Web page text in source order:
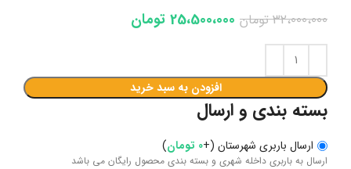
32،000،000تومان 25،500،000 تومان
افزودن به سبد خرید
بسته بندی و ارسال
ارسال باربری شهرستان (
+
0 تومان)
ارسال به باربری داخله شهری و بسته بندی محصول رایگان می باشد